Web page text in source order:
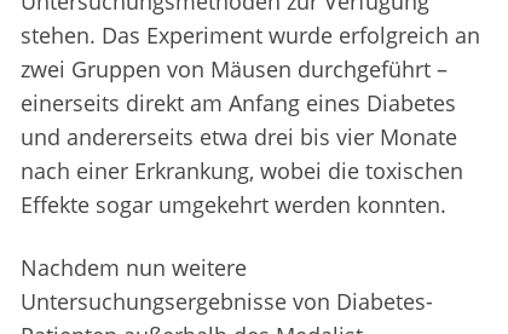
stehen. Das Experiment wurde erfolgreich an
zwei Gruppen von Mäusen durchgeführt –
einerseits direkt am Anfang eines Diabetes
und andererseits etwa drei bis vier Monate
nach einer Erkrankung, wobei die toxischen
Effekte sogar umgekehrt werden konnten.
Nachdem nun weitere
Untersuchungsergebnisse von Diabetes-